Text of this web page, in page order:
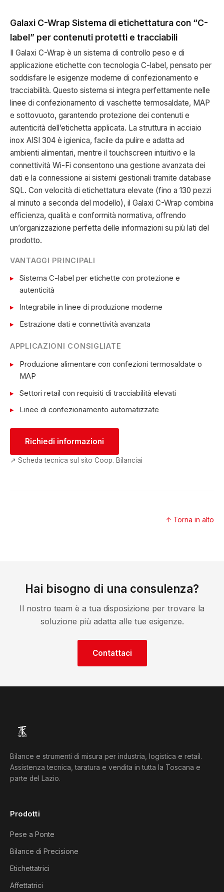
Galaxi C-Wrap Sistema di etichettatura con “C-
label” per contenuti protetti e tracciabili
Il Galaxi C-Wrap è un sistema di controllo peso e di
applicazione etichette con tecnologia C-label, pensato per
soddisfare le esigenze moderne di confezionamento e
tracciabilità. Questo sistema si integra perfettamente nelle
linee di confezionamento di vaschette termosaldate, MAP
e sottovuoto, garantendo protezione dei contenuti e
autenticità dell’etichetta applicata. La struttura in acciaio
inox AISI 304 è igienica, facile da pulire e adatta ad
ambienti alimentari, mentre il touchscreen intuitivo e la
connettività Wi-Fi consentono una gestione avanzata dei
dati e la connessione ai sistemi gestionali tramite database
SQL. Con velocità di etichettatura elevate (fino a 130 pezzi
al minuto a seconda del modello), il Galaxi C-Wrap combina
efficienza, qualità e conformità normativa, offrendo
un’organizzazione perfetta delle informazioni su più lati del
prodotto.
VANTAGGI PRINCIPALI
Sistema C-label per etichette con protezione e
autenticità
Integrabile in linee di produzione moderne
Estrazione dati e connettività avanzata
APPLICAZIONI CONSIGLIATE
Produzione alimentare con confezioni termosaldate o
MAP
Settori retail con requisiti di tracciabilità elevati
Linee di confezionamento automatizzate
Richiedi informazioni
↗ Scheda tecnica sul sito Coop. Bilanciai
↑ Torna in alto
Hai bisogno di una consulenza?
Il nostro team è a tua disposizione per trovare la
soluzione più adatta alle tue esigenze.
Contattaci
Bilance e strumenti di misura per industria, logistica e retail.
Assistenza tecnica, taratura e vendita in tutta la Toscana e
parte del Lazio.
Prodotti
Pese a Ponte
Bilance di Precisione
Etichettatrici
Affettatrici